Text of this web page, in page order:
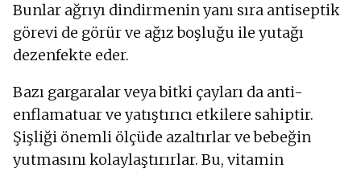
Bunlar ağrıyı dindirmenin yanı sıra antiseptik
görevi de görür ve ağız boşluğu ile yutağı
dezenfekte eder.
Bazı gargaralar veya bitki çayları da anti-
enflamatuar ve yatıştırıcı etkilere sahiptir.
Şişliği önemli ölçüde azaltırlar ve bebeğin
yutmasını kolaylaştırırlar. Bu, vitamin